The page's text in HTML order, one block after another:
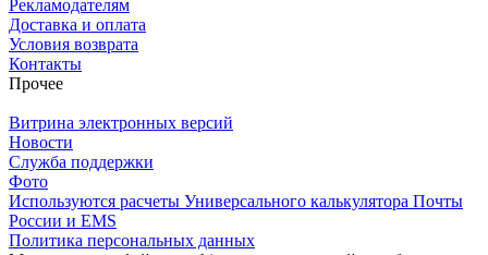
Рекламодателям
Доставка и оплата
Условия возврата
Контакты
Прочее
Витрина электронных версий
Новости
Служба поддержки
Фото
Используются расчеты Универсального калькулятора Почты
России и EMS
Политика персональных данных